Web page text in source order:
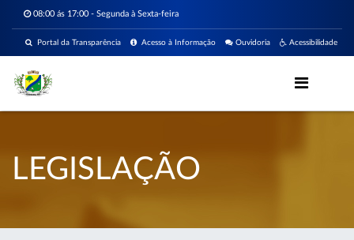
08:00 ás 17:00 - Segunda à Sexta-feira
Acessibilidade
Ouvidoria
Acesso à Informação
Portal da Transparência
LEGISLAÇÃO